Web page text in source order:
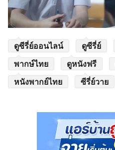
ดูซีรี่ย์ออนไลน์ ดูซีรี่ย์
พากษ์ไทย
ดูหนังฟรี
หนังพากย์ไทย
ซีรี่ย์วาย